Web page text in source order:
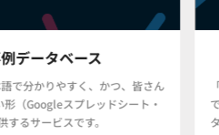
データベース
で分かりやすく、かつ、皆さん
（Googleスプレッドシート・
るサービスです。